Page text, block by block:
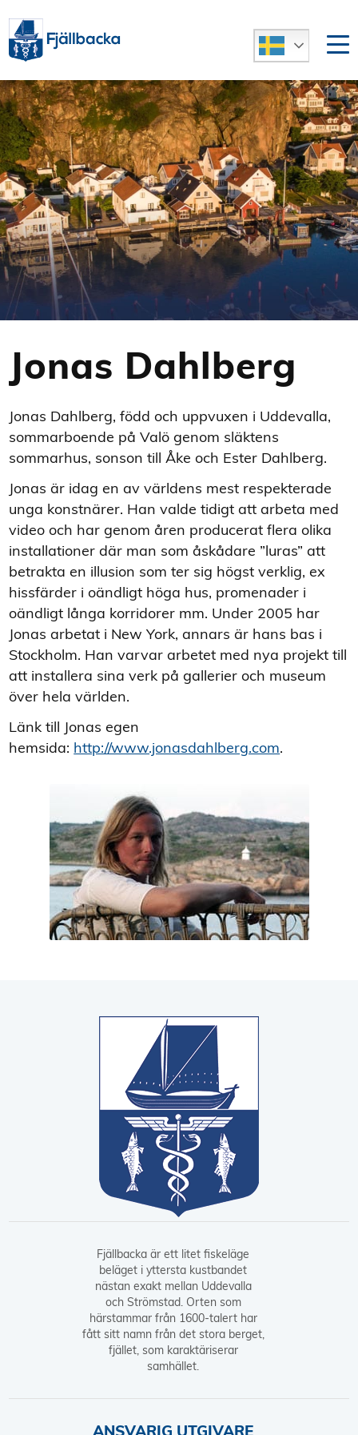
Jonas Dahlberg
Jonas Dahlberg, född och uppvuxen i Uddevalla,
sommarboende på Valö genom släktens
sommarhus, sonson till Åke och Ester Dahlberg.
Jonas är idag en av världens mest respekterade
unga konstnärer. Han valde tidigt att arbeta med
video och har genom åren producerat flera olika
installationer där man som åskådare ”luras” att
betrakta en illusion som ter sig högst verklig, ex
hissfärder i oändligt höga hus, promenader i
oändligt långa korridorer mm. Under 2005 har
Jonas arbetat i New York, annars är hans bas i
Stockholm. Han varvar arbetet med nya projekt till
att installera sina verk på gallerier och museum
över hela världen.
Länk till Jonas egen
hemsida: http://www.jonasdahlberg.com.
Fjällbacka är ett litet fiskeläge
beläget i yttersta kustbandet
nästan exakt mellan Uddevalla
och Strömstad. Orten som
härstammar från 1600-talert har
fått sitt namn från det stora berget,
fjället, som karaktäriserar
samhället.
ANSVARIG UTGIVARE